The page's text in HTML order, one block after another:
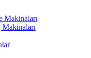
Makinaları